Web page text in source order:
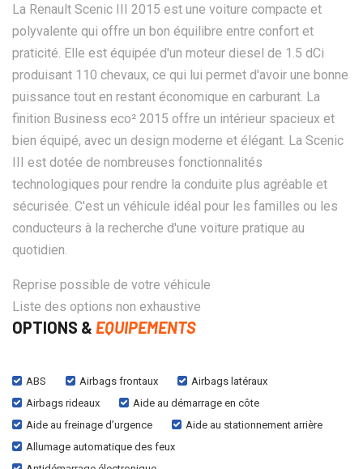
La Renault Scenic III 2015 est une voiture compacte et
polyvalente qui offre un bon équilibre entre confort et
praticité. Elle est équipée d'un moteur diesel de 1.5 dCi
produisant 110 chevaux, ce qui lui permet d'avoir une bonne
puissance tout en restant économique en carburant. La
finition Business eco² 2015 offre un intérieur spacieux et
bien équipé, avec un design moderne et élégant. La Scenic
III est dotée de nombreuses fonctionnalités
technologiques pour rendre la conduite plus agréable et
sécurisée. C'est un véhicule idéal pour les familles ou les
conducteurs à la recherche d'une voiture pratique au
quotidien.
Reprise possible de votre véhicule
Liste des options non exhaustive
OPTIONS & EQUIPEMENTS
ABS Airbags frontaux
Airbags latéraux
Airbags rideaux
Aide au démarrage en côte
Aide au freinage d’urgence
Aide au stationnement arrière
Allumage automatique des feux